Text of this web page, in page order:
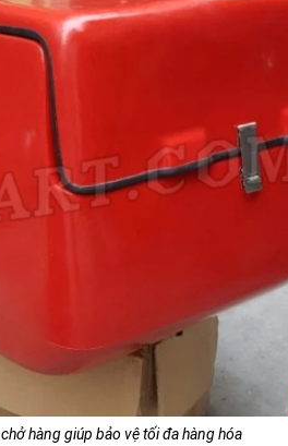
hàng giúp bảo vệ tối đa hàng hóa